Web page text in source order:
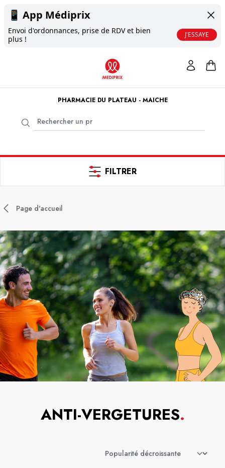
📱 App Médiprix
Envoi d'ordonnances, prise de RDV et bien
plus !
J'ESSAYE
PHARMACIE DU PLATEAU - MAICHE
FILTRER
Page d'accueil
ANTI-VERGETURES.